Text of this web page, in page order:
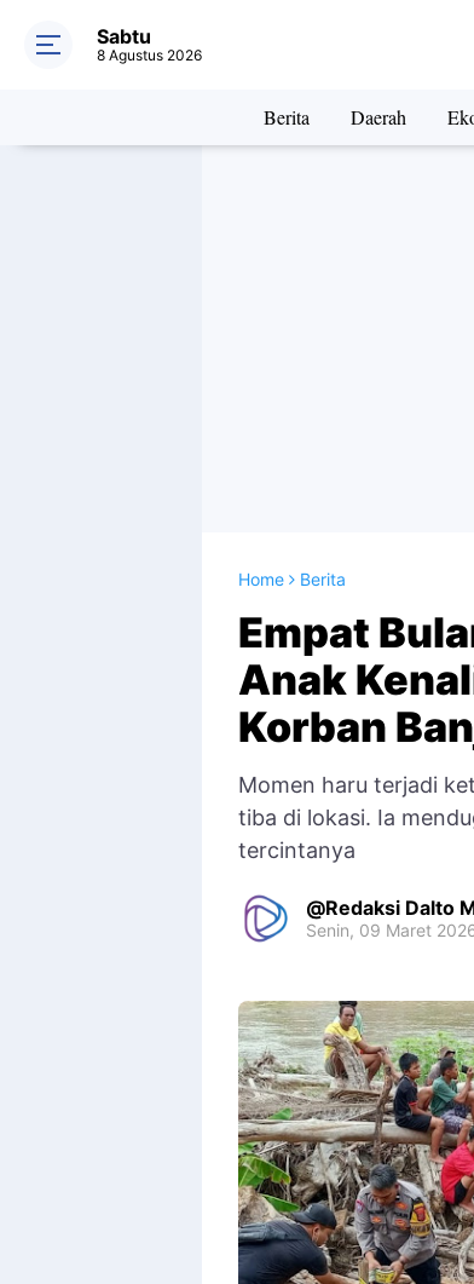
Sabtu
8 Agustus 2026
Berita Daerah
Home Berita
Empat
Anak
Korban
Momen haru terjadi
tiba di lokasi. Ia
tercintanya
Redaksi Dalto
Senin, 09 Maret